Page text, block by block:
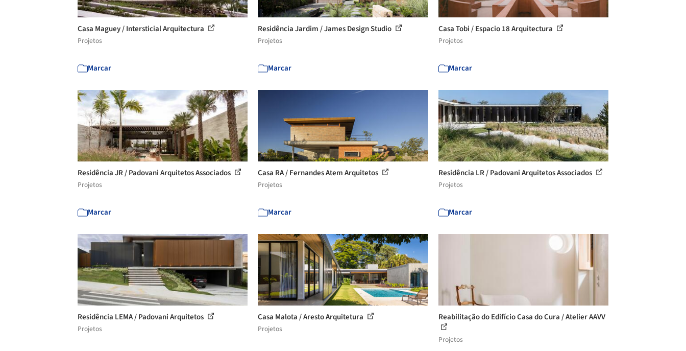
Casa Maguey / Intersticial Arquitectura
Projetos
Marcar
Residência Jardim / James Design Studio
Projetos
Marcar
Casa Tobi / Espacio 18 Arquitectura
Projetos
Marcar
Residência JR / Padovani Arquitetos Associados
Projetos
Marcar
Casa RA / Fernandes Atem Arquitetos
Projetos
Marcar
Residência LR / Padovani Arquitetos Associados
Projetos
Marcar
Residência LEMA / Padovani Arquitetos
Projetos
Casa Malota / Aresto Arquitetura
Projetos
Reabilitação do Edifício Casa do Cura / Atelier AAVV
Projetos